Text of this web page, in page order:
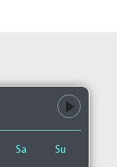
Sa Su